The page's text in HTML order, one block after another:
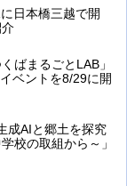
日本橋三越で開
ばまるごとLAB」
ベントを8/29に開
成AIと郷土を探究
校の取組から～」